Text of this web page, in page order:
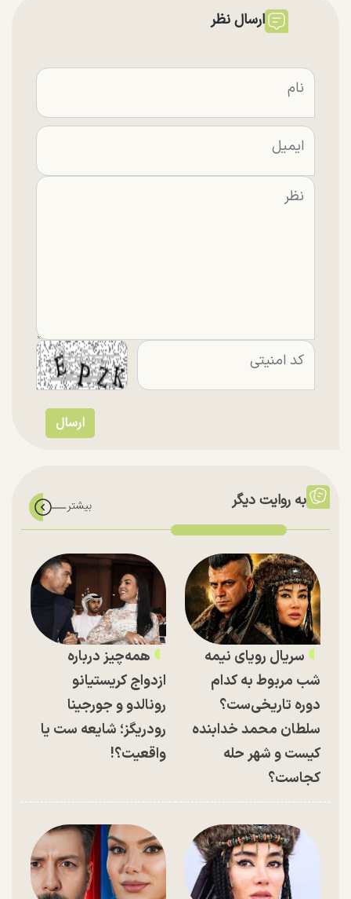
ارسال نظر
به روایت دیگر
سریال رویای نیمه
شب مربوط به کدام
دوره تاریخی‌ست؟
سلطان محمد خدابنده
کیست و شهر حله
کجاست؟
همه‌چیز درباره
ازدواج کریستیانو
رونالدو و جورجینا
رودریگز؛ شایعه ست یا
واقعیت؟!